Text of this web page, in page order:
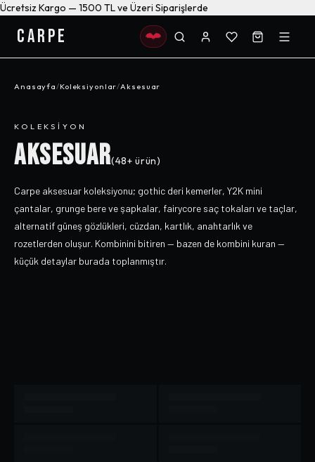
Ücretsiz Kargo — 1500 TL ve Üzeri Siparişlerde
CARPE
Anasayfa/Koleksiyonlar/Aksesuar
KOLEKSIYON
AKSESUAR(48+ ürün)
Carpe aksesuar koleksiyonu; gothic deri kemerler, Y2K mini
çantalar, grunge bere ve şapkalar, fairycore saç tokaları ve taçlar,
alternatif güneş gözlükleri, cüzdan, kartlık, anahtarlık ve
rozetlerden oluşur. Kombinini bitiren — bazen de kombini kuran —
küçük detaylar burada toplanmıştır.